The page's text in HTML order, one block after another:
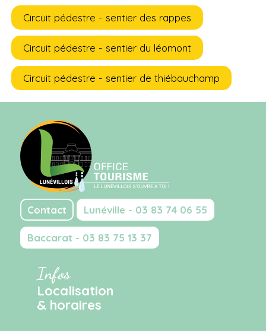
Circuit pédestre - sentier des rappes
Circuit pédestre - sentier du léomont
Circuit pédestre - sentier de thiébauchamp
Contact Lunéville - 03 83 74 06 55
Baccarat - 03 83 75 13 37
Infos
Localisation
& horaires